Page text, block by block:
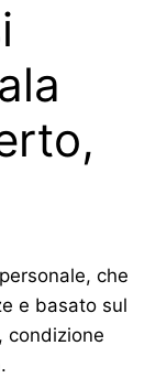
che
e basato sul
condizione